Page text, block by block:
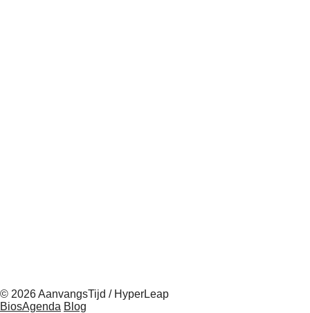
© 2026 AanvangsTijd / HyperLeap
BiosAgenda Blog